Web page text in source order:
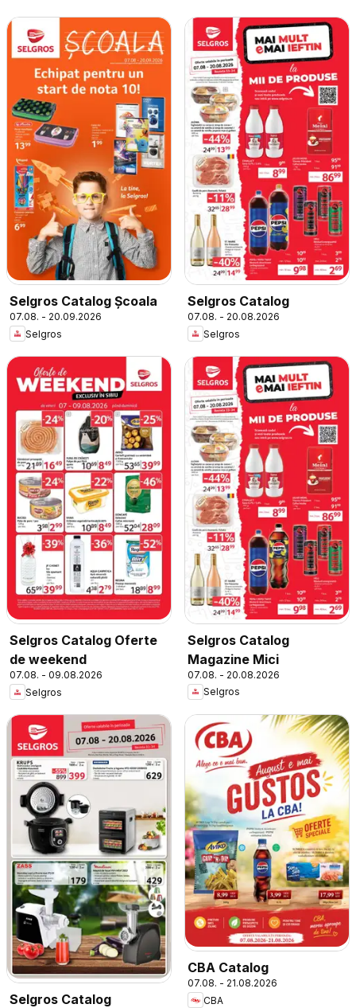
Selgros Catalog Şcoala
07.08. - 20.09.2026
Selgros
Selgros Catalog
07.08. - 20.08.2026
Selgros
Selgros Catalog Oferte
de weekend
07.08. - 09.08.2026
Selgros
Selgros Catalog
Magazine Mici
07.08. - 20.08.2026
Selgros
Selgros Catalog
CBA Catalog
07.08. - 21.08.2026
CBA